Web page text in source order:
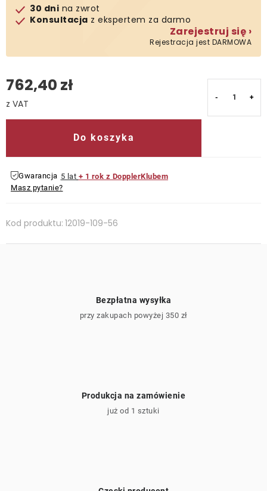
30 dni na zwrot
Konsultacja z ekspertem za darmo
Zarejestruj się ›
Rejestracja jest DARMOWA
762,40 zł
Do koszyka
Gwarancja 5 lat + 1 rok z DopplerKlubem
Masz pytanie?
Kod produktu: 12019-109-56
Bezpłatna wysyłka
przy zakupach powyżej 350 zł
Produkcja na zamówienie
już od 1 sztuki